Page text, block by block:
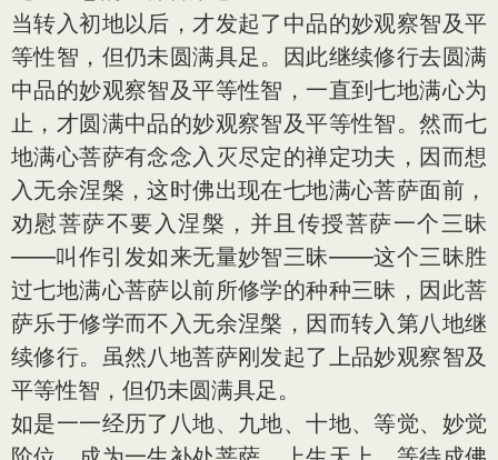
当转入初地以后，才发起了中品的妙观察智及平
等性智，但仍未圆满具足。因此继续修行去圆满
中品的妙观察智及平等性智，一直到七地满心为
止，才圆满中品的妙观察智及平等性智。然而七
地满心菩萨有念念入灭尽定的禅定功夫，因而想
入无余涅槃，这时佛出现在七地满心菩萨面前，
劝慰菩萨不要入涅槃，并且传授菩萨一个三昧
——叫作引发如来无量妙智三昧——这个三昧胜
过七地满心菩萨以前所修学的种种三昧，因此菩
萨乐于修学而不入无余涅槃，因而转入第八地继
续修行。虽然八地菩萨刚发起了上品妙观察智及
平等性智，但仍未圆满具足。
如是一一经历了八地、九地、十地、等觉、妙觉